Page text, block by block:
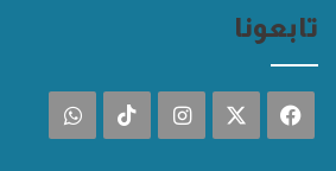
تابعونا
فيسبوك انستقرام ‫TikTokواتساب